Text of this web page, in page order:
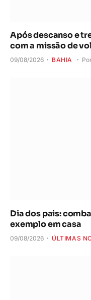
Após descanso e
com a missão de
09/08/2026 BAHIA Por
Dia dos pais:
exemplo em casa
09/08/2026 ÚLTIMAS